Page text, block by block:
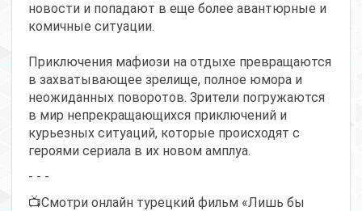
новости и попадают в еще более авантюрные и
комичные ситуации.
Приключения мафиози на отдыхе превращаются
в захватывающее зрелище, полное юмора и
неожиданных поворотов. Зрители погружаются
в мир непрекращающихся приключений и
курьезных ситуаций, которые происходят с
героями сериала в их новом амплуа.
- - -
📺Смотри онлайн турецкий фильм «Лишь бы